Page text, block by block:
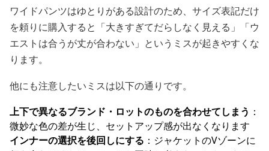
ワイドパンツはゆとりがある設計のため、サイズ表記だけ
を頼りに購入すると「大きすぎてだらしなく見える」「ウ
エストは合うが丈が合わない」というミスが起きやすくな
ります。
他にも注意したいミスは以下の通りです。
上下で異なるブランド・ロットのものを合わせてしまう ：
微妙な色の差が生じ、セットアップ感が出なくなります
インナーの選択を後回しにする ：ジャケットのVゾーンに